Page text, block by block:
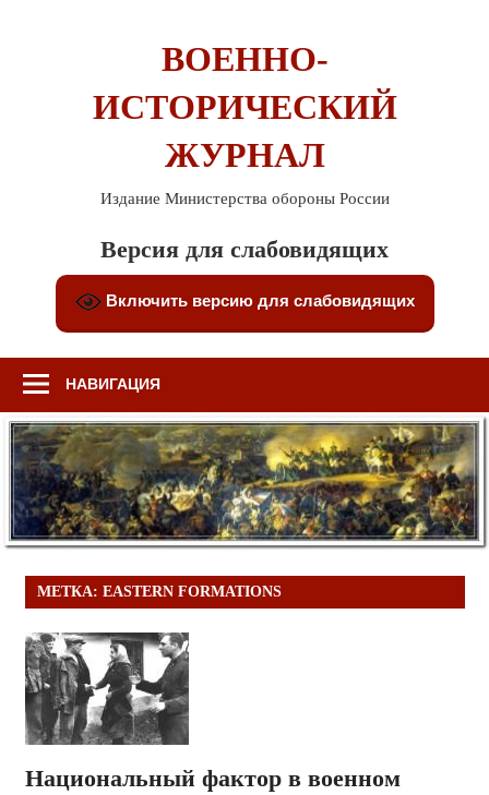
ВОЕННО-
ИСТОРИЧЕСКИЙ
ЖУРНАЛ
Издание Министерства обороны России
Версия для слабовидящих
Включить версию для слабовидящих
НАВИГАЦИЯ
МЕТКА: EASTERN FORMATIONS
Национальный фактор в военном